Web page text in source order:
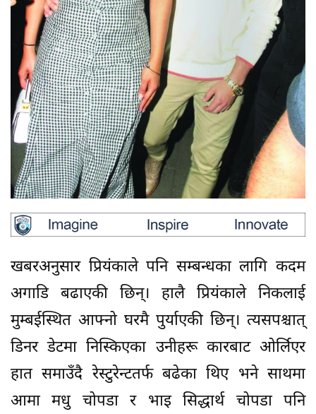
खबरअनुसार प्रियंकाले पनि सम्बन्धका लागि कदम
अगाडि बढाएकी छिन्। हालै प्रियंकाले निकलाई
मुम्बईस्थित आफ्नो घरमै पुर्याएकी छिन्। त्यसपश्चात्
डिनर डेटमा निस्किएका उनीहरू कारबाट ओर्लिएर
हात समाउँदै रेस्टुरेन्टतर्फ बढेका थिए भने साथमा
आमा मधु चोपडा र भाइ सिद्धार्थ चोपडा पनि